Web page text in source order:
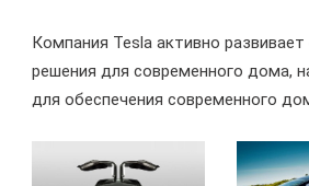
Компания Tesla активно
решения для современного дома,
для обеспечения современного